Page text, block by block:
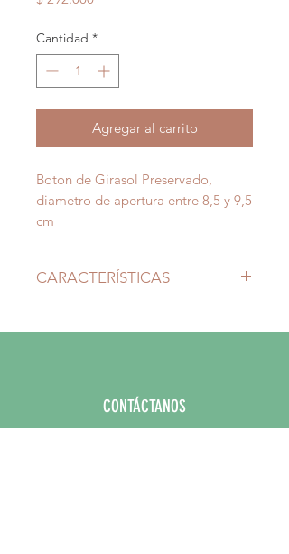
Cantidad *
Agregar al carrito
Boton de Girasol Preservado,
diametro de apertura entre 8,5 y 9,5
cm
CARACTERÍSTICAS
Tallo: Sin Tallo
CONTÁCTANOS